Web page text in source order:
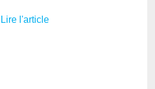
Lire l'article